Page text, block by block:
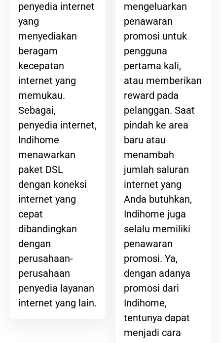
penyedia internet
yang
menyediakan
beragam
kecepatan
internet yang
memukau.
Sebagai,
penyedia internet,
Indihome
menawarkan
paket DSL
dengan koneksi
internet yang
cepat
dibandingkan
dengan
perusahaan-
perusahaan
penyedia layanan
internet yang lain.
mengeluarkan
penawaran
promosi untuk
pengguna
pertama kali,
atau memberikan
reward pada
pelanggan. Saat
pindah ke area
baru atau
menambah
jumlah saluran
internet yang
Anda butuhkan,
Indihome juga
selalu memiliki
penawaran
promosi. Ya,
dengan adanya
promosi dari
Indihome,
tentunya dapat
menjadi cara